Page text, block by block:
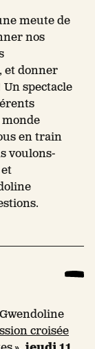
meute de
nos
et donner
spectacle
en train
voulons-
croisée